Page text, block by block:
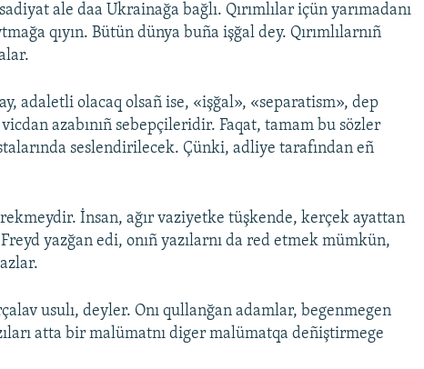
ale daa Ukrainağa bağlı. Qırımlılar içün yarımadanı
qıyın. Bütün dünya buña işğal dey. Qırımlılarnıñ
adaletli olacaq olsañ ise, «işğal», «separatism», dep
azabınıñ sebepçileridir. Faqat, tamam bu sözler
seslendirilecek. Çünki, adliye tarafından eñ
İnsan, ağır vaziyetke tüşkende, kerçek ayattan
yazğan edi, onıñ yazılarnı da red etmek mümkün,
usulı, deyler. Onı qullanğan adamlar, begenmegen
atta bir malümatnı diger malümatqa deñiştirmege